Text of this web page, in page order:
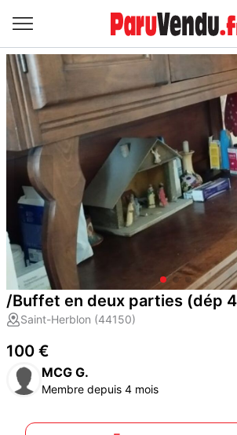
/Buffet en deux parties (dép
Saint-Herblon (44150)
100 €
MCG G.
Membre depuis 4 mois